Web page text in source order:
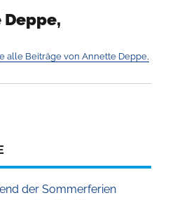
alle Beiträge von Annette Deppe,
der Sommerferien